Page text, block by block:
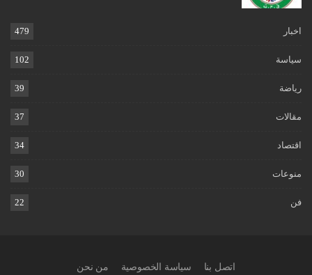
اخبار 479
سياسة 102
رياضة 39
مقالات 37
اقتصاد 34
منوعات 30
فن 22
اتصل بنا سياسة الخصوصية من نحن